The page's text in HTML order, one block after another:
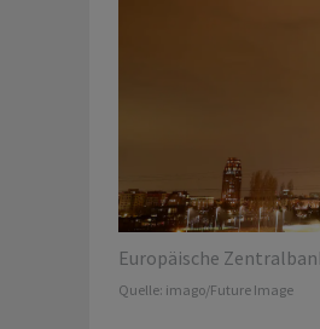
Europäische
Quelle: imago/Future Image